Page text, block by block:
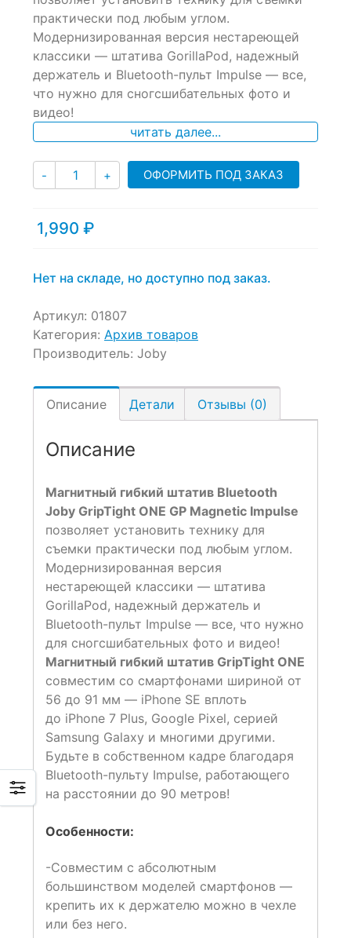
on
customer
ratings
практически под любым углом.
Модернизированная версия нестареющей
классики — штатива GorillaPod, надежный
держатель и Bluetooth-пульт Impulse — все,
что нужно для сногсшибательных фото и
видео!
читать далее...
- Количество
+ ОФОРМИТЬ ПОД ЗАКАЗ
1,990 ₽
Нет на складе, но доступно под заказ.
Артикул: 01807
Категория: Архив товаров
Производитель: Joby
Описание Детали Отзывы (0)
Описание
Магнитный гибкий штатив Bluetooth
Joby GripTight ONE GP Magnetic Impulse
позволяет установить технику для
съемки практически под любым углом.
Модернизированная версия
нестареющей классики — штатива
GorillaPod, надежный держатель и
Bluetooth-пульт Impulse — все, что нужно
для сногсшибательных фото и видео!
Магнитный гибкий штатив GripTight ONE
совместим со смартфонами шириной от
56 до 91 мм — iPhone SE вплоть
до iPhone 7 Plus, Google Pixel, серией
Samsung Galaxy и многими другими.
Будьте в собственном кадре благодаря
Bluetooth-пульту Impulse, работающего
на расстоянии до 90 метров!
Особенности:
-Совместим с абсолютным
большинством моделей смартфонов —
крепить их к держателю можно в чехле
или без него.